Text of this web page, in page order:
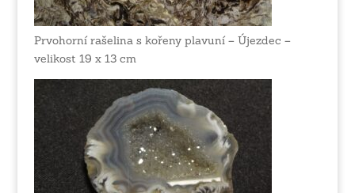
Prvohorní rašelina s kořeny plavuní – Újezdec –
velikost 19 x 13 cm